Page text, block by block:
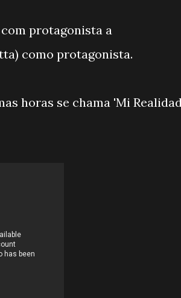
protagonista a
como protagonista.
horas se chama 'Mi